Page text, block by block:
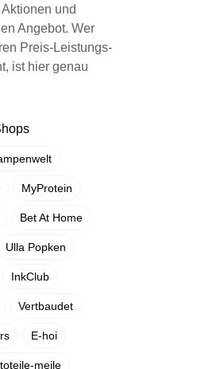
und
Angebot. Wer
Preis-Leistungs-
ist hier genau
MyProtein
Bet At Home
Ulla Popken
InkClub
Vertbaudet
E-hoi
meile